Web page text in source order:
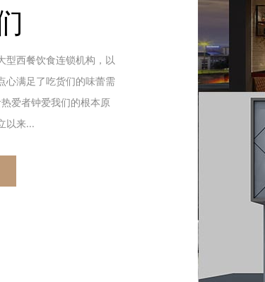
型西餐饮食连锁机构，以
心满足了吃货们的味蕾需
爱者钟爱我们的根本原
以来...